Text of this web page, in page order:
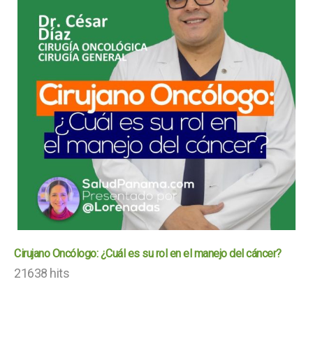
Cirujano Oncólogo: ¿Cuál es su rol en el manejo del cáncer?
21638 hits